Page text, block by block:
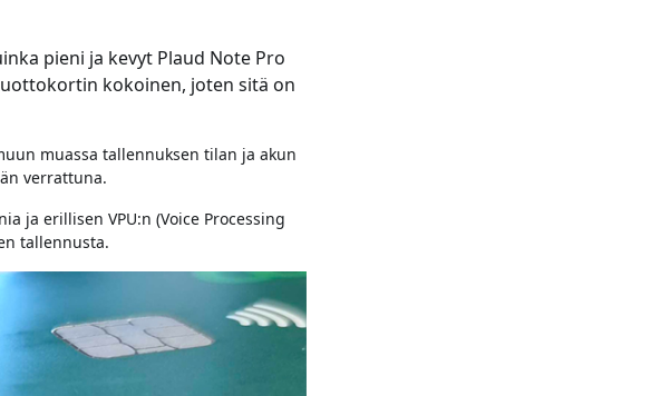
pieni ja kevyt Plaud Note Pro
kokoinen, joten sitä on
muassa tallennuksen tilan ja akun
verrattuna.
ja erillisen VPU:n (Voice Processing
tallennusta.